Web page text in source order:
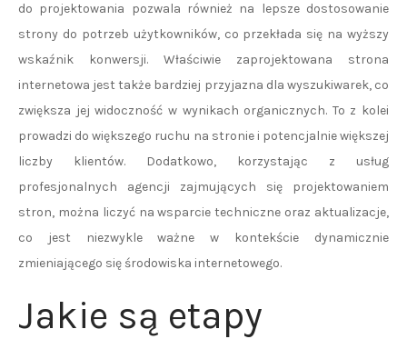
do projektowania pozwala również na lepsze dostosowanie
strony do potrzeb użytkowników, co przekłada się na wyższy
wskaźnik konwersji. Właściwie zaprojektowana strona
internetowa jest także bardziej przyjazna dla wyszukiwarek, co
zwiększa jej widoczność w wynikach organicznych. To z kolei
prowadzi do większego ruchu na stronie i potencjalnie większej
liczby klientów. Dodatkowo, korzystając z usług
profesjonalnych agencji zajmujących się projektowaniem
stron, można liczyć na wsparcie techniczne oraz aktualizacje,
co jest niezwykle ważne w kontekście dynamicznie
zmieniającego się środowiska internetowego.
Jakie są etapy